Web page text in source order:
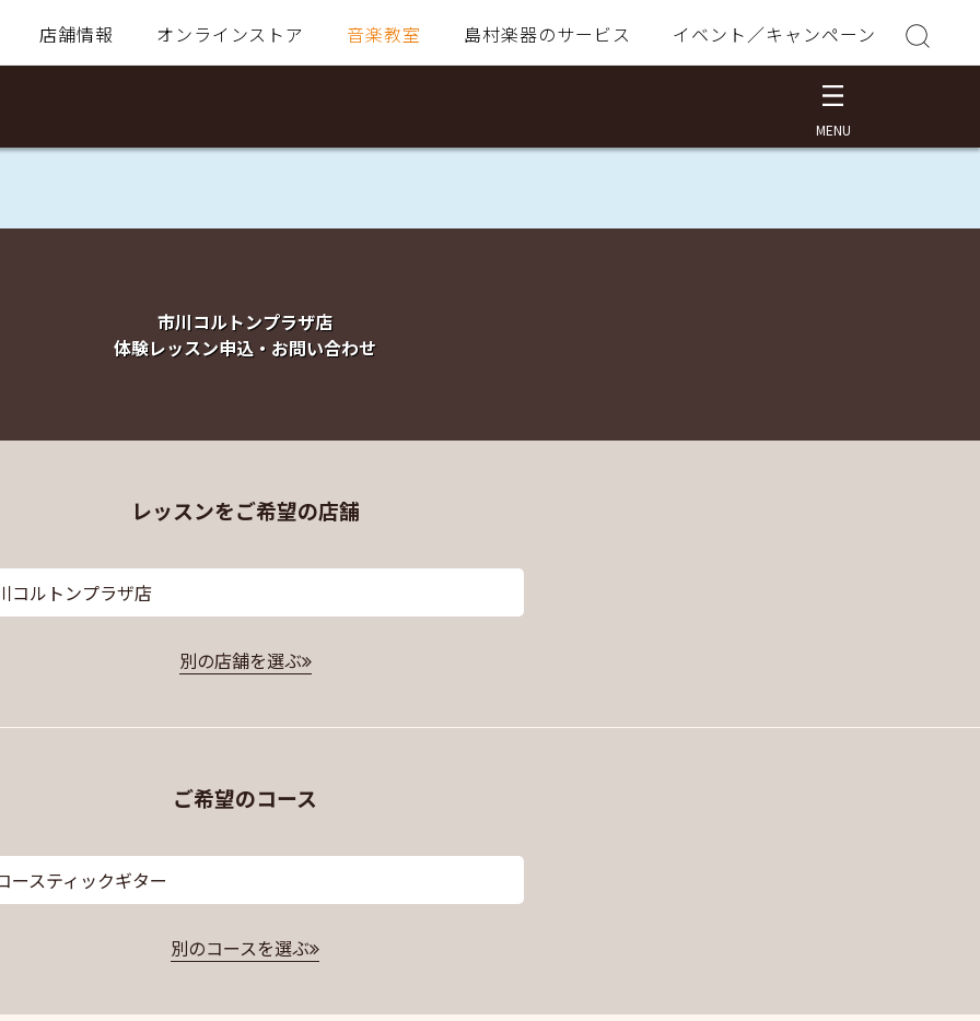
店舗情報 オンラインストア 音楽教室 島村楽器のサービス イベント／キャンペーン
市川コルトンプラザ店
体験レッスン申込・お問い合わせ
レッスンをご希望の店舗
コルトンプラザ店
別の店舗を選ぶ
ご希望のコース
ースティックギター
別のコースを選ぶ